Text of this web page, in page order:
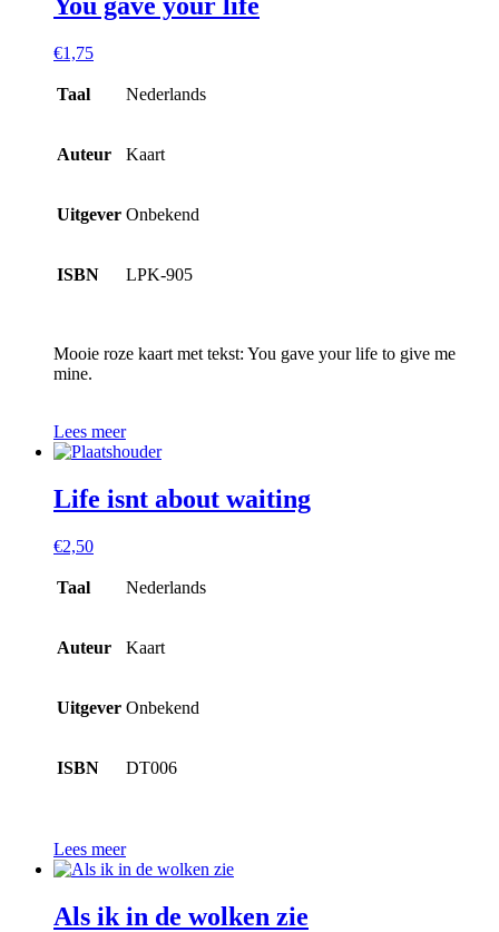
€1,75
Taal Nederlands
Auteur Kaart
Uitgever Onbekend
ISBN LPK-905
Mooie roze kaart met tekst: You gave your life to give me
mine.
Lees meer
Life isnt about waiting
€2,50
Taal Nederlands
Auteur Kaart
Uitgever Onbekend
ISBN DT006
Lees meer
Als ik in de wolken zie